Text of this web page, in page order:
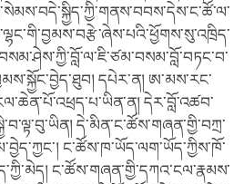
དཔེར་ན། ཨ་མས་རང་
དེར་བློ་འཚབ་
དེ་མིན་ང་ཚོས་གཞན་གྱི་བཀྲ་
ང་ཚོས་ཁ་ཡོད་ལག་ཡོད་ཀྱིས་ཁོ་
ང་ཚོས་གཞན་གྱི་དཀའ་ངལ་རྣམས་